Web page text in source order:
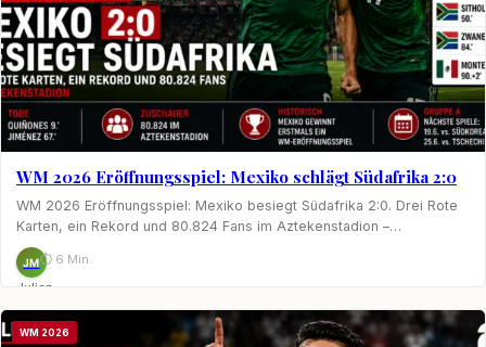
WM 2026 Eröffnungsspiel: Mexiko schlägt Südafrika 2:0
WM 2026 Eröffnungsspiel: Mexiko besiegt Südafrika 2:0. Drei Rote
Karten, ein Rekord und 80.824 Fans im Aztekenstadion –…
JM
Julian
Möhring
⏱ 6 Min.
WM 2026